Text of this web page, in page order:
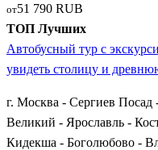
выходных, а большие
спешки осмотреть все
Каждая такая поездка
событием, открывающим
от51 790 RUB
ТОП Лучших
Автобусный тур с
увидеть столицу и
г. Москва - Сергиев Посад
Великий - Ярославль -
Кидекша - Боголюбово -